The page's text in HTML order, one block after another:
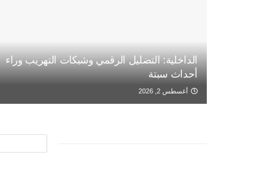
الداخلية: التضليل الرقمي وشبكات التهريب وراء
أحداث سبتة
أغسطس 2, 2026